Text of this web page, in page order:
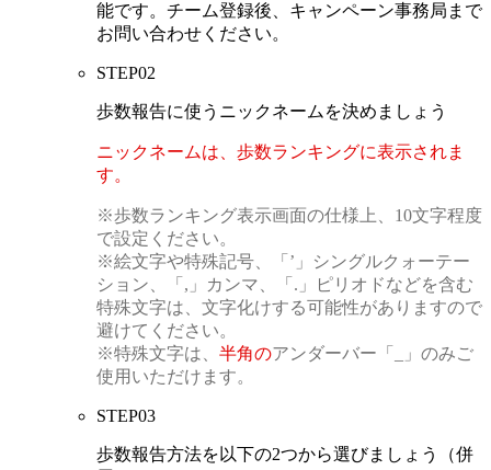
能です。チーム登録後、キャンペーン事務局まで
お問い合わせください。
STEP02
歩数報告に使うニックネームを決めましょう
ニックネームは、歩数ランキングに表示されま
す。
※歩数ランキング表示画面の仕様上、10文字程度
で設定ください。
※絵文字や特殊記号、「’」シングルクォーテー
ション、「,」カンマ、「.」ピリオドなどを含む
特殊文字は、文字化けする可能性がありますので
避けてください。
※特殊文字は、 半角のアンダーバー「_」のみご
使用いただけます。
STEP03
歩数報告方法を以下の2つから選びましょう
（併